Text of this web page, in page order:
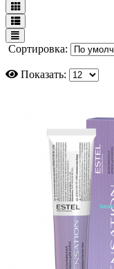
Сортировка:
Показать: